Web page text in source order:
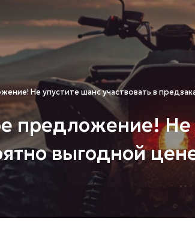
Не упустите шанс участвовать в
предложение! Не
выгодной